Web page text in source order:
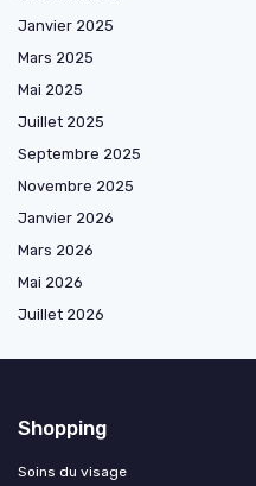
Janvier 2025
Mars 2025
Mai 2025
Juillet 2025
Septembre 2025
Novembre 2025
Janvier 2026
Mars 2026
Mai 2026
Juillet 2026
Shopping
Soins du visage